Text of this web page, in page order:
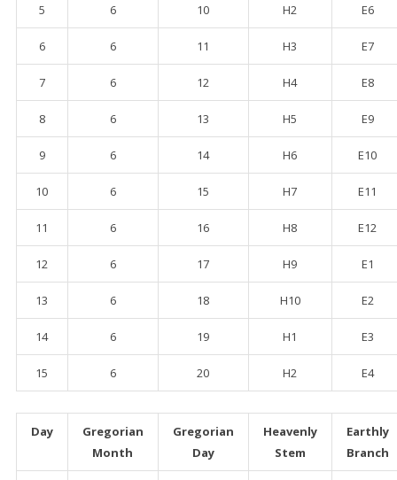
5 6 10 H2 E6
6 6 11 H3 E7
7 6 12 H4 E8
8 6 13 H5 E9
9 6 14 H6 E10
10 6 15 H7 E11
11 6 16 H8 E12
12 6 17 H9 E1
13 6 18 H10 E2
14 6 19 H1 E3
15 6 20 H2 E4
Day
Gregorian
Month
Gregorian
Day
Heavenly
Stem
Earthly
Branch